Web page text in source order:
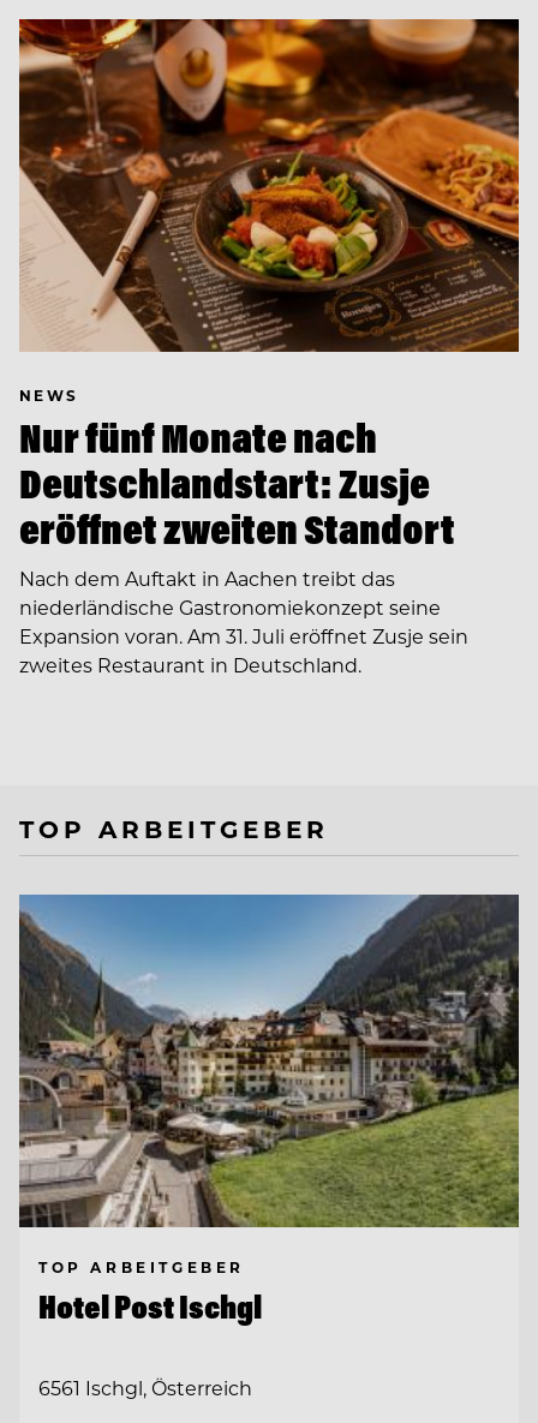
NEWS
Nur fünf Monate nach
Deutschlandstart: Zusje
eröffnet zweiten Standort
Nach dem Auftakt in Aachen treibt das
niederländische Gastronomiekonzept seine
Expansion voran. Am 31. Juli eröffnet Zusje sein
zweites Restaurant in Deutschland.
TOP ARBEITGEBER
TOP ARBEITGEBER
Hotel Post Ischgl
6561 Ischgl, Österreich